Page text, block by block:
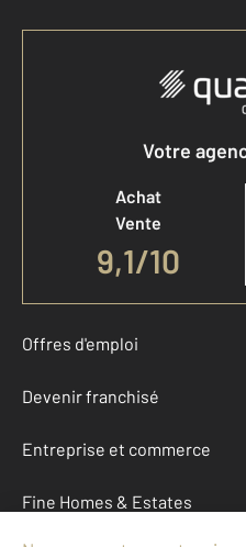
Votre
Achat
Vente
9,1/10
Offres d'emploi
Devenir franchisé
Entreprise et commerce
Fine Homes & Estates